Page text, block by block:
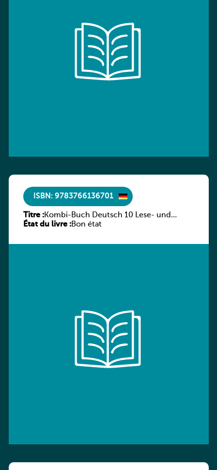
ISBN: 9783766136701
Titre :Kombi-Buch Deutsch 10 Lese- und
Sprachbuch
État du livre :Bon état